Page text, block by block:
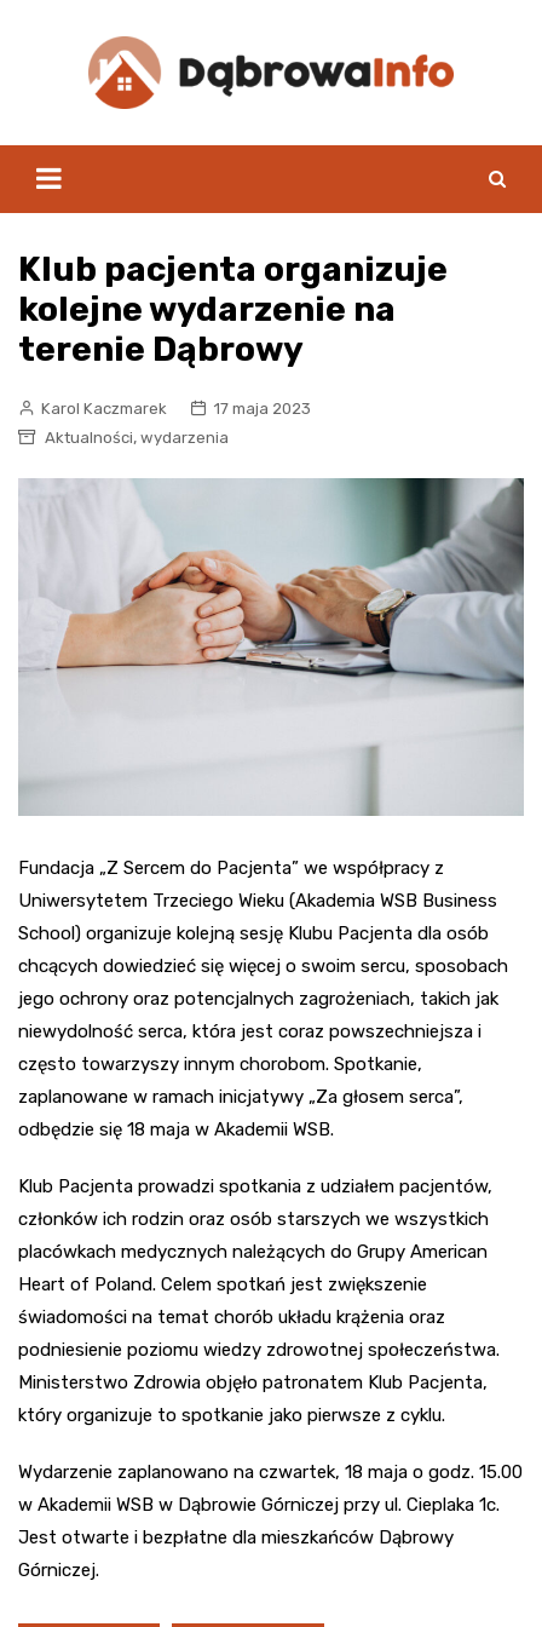
Klub pacjenta organizuje
kolejne wydarzenie na
terenie Dąbrowy
Karol Kaczmarek
17 maja 2023
Aktualności, wydarzenia
Fundacja „Z Sercem do Pacjenta” we współpracy z
Uniwersytetem Trzeciego Wieku (Akademia WSB Business
School) organizuje kolejną sesję Klubu Pacjenta dla osób
chcących dowiedzieć się więcej o swoim sercu, sposobach
jego ochrony oraz potencjalnych zagrożeniach, takich jak
niewydolność serca, która jest coraz powszechniejsza i
często towarzyszy innym chorobom. Spotkanie,
zaplanowane w ramach inicjatywy „Za głosem serca”,
odbędzie się 18 maja w Akademii WSB.
Klub Pacjenta prowadzi spotkania z udziałem pacjentów,
członków ich rodzin oraz osób starszych we wszystkich
placówkach medycznych należących do Grupy American
Heart of Poland. Celem spotkań jest zwiększenie
świadomości na temat chorób układu krążenia oraz
podniesienie poziomu wiedzy zdrowotnej społeczeństwa.
Ministerstwo Zdrowia objęło patronatem Klub Pacjenta,
który organizuje to spotkanie jako pierwsze z cyklu.
Wydarzenie zaplanowano na czwartek, 18 maja o godz. 15.00
w Akademii WSB w Dąbrowie Górniczej przy ul. Cieplaka 1c.
Jest otwarte i bezpłatne dla mieszkańców Dąbrowy
Górniczej.